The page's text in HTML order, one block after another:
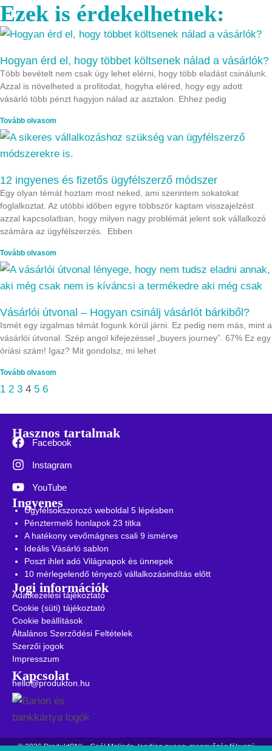
Ezek is érdekelhetnek:
Hogyan érd el, hogy többet költsenek nálad a vásárlók?
Több bevételt nem csak úgy lehet elérni, hogy több eladást csinálunk.
Azzal is növelheted a profitodat, hogyha eléred, hogy egy adott
vásárló több pénzt hagyjon nálad az asztalon. Ehhez pedig
Tovább olvasom
12 ingyenes és fizetős ügyfélszerző módszer
Egy olyan témát hoztam most neked, ami szerintem sokatokat
foglalkoztat. Az utóbbi időben egyre többször kaptam visszajelzést
azzal kapcsolatban, hogy milyen nagy problémát jelent sok vállalkozó
számára az ügyfélszerzés. Ebben
Tovább olvasom
Vásárlói útvonal – Hogyan csinálj vásárlót bárkiből?
Ismét egy izgalmas témát fogunk körül járni. Ez pedig nem más, mint a
vásárlói útvonal. Szép angol kifejezéssel „buyers journey”. 67% Ez egy
óriási szám! Igaz? Mit gondolsz, mi lehet
Tovább olvasom
1 2 3 4 5 6
Hasznos tartalmak
Facebook
Instagram
YouTube
Ingyenes
Ügyfélsokszorozó weboldal 5 lépésben
Pénztermelő honlapok 23 titka
A hatékony vevőmágnes csali 9 ismérve
Ideális Vásárló sablon
Poszt ihlet adó Világnapok és ünnepek
10 mérlegelendő tényező vállalkozásindítás előtt
Jogi információk
Adatkezelési tájékoztató
Cookie (süti) tájékoztató
Cookie beállítások
Általános Szerződési Feltételek
Szerzői jogok
Impresszum
Kapcsolat
hello@produkton.hu
© 2026 ProduktON! – Gaál Melinda, landing queen, meggyőzés fókuszú